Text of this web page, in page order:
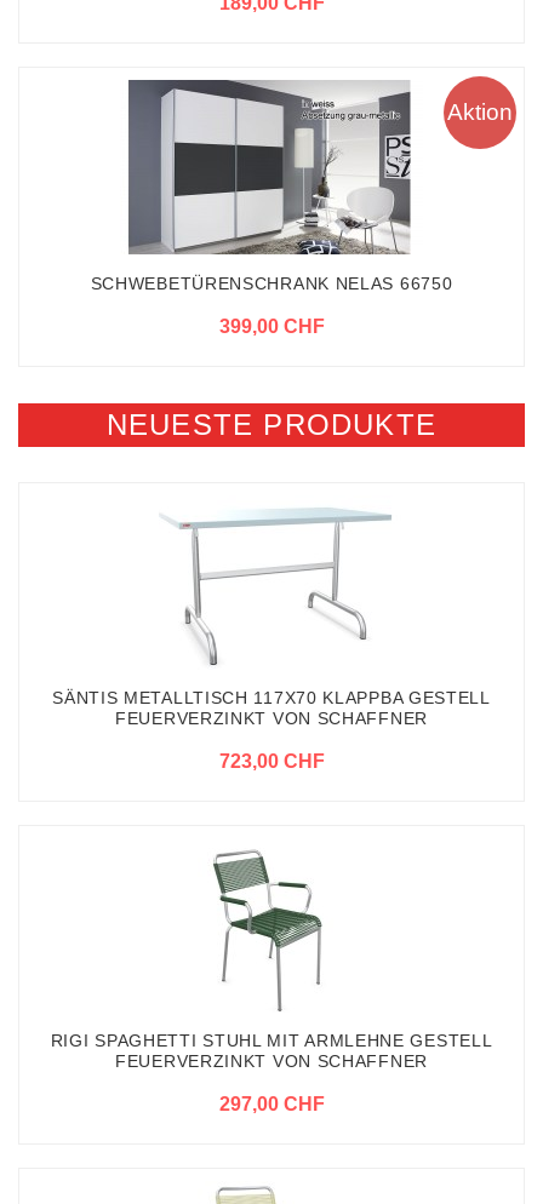
Aktion
SCHWEBETÜRENSCHRANK NELAS 66750
399,00 CHF
NEUESTE PRODUKTE
SÄNTIS METALLTISCH 117X70 KLAPPBA GESTELL
FEUERVERZINKT VON SCHAFFNER
723,00 CHF
RIGI SPAGHETTI STUHL MIT ARMLEHNE GESTELL
FEUERVERZINKT VON SCHAFFNER
297,00 CHF